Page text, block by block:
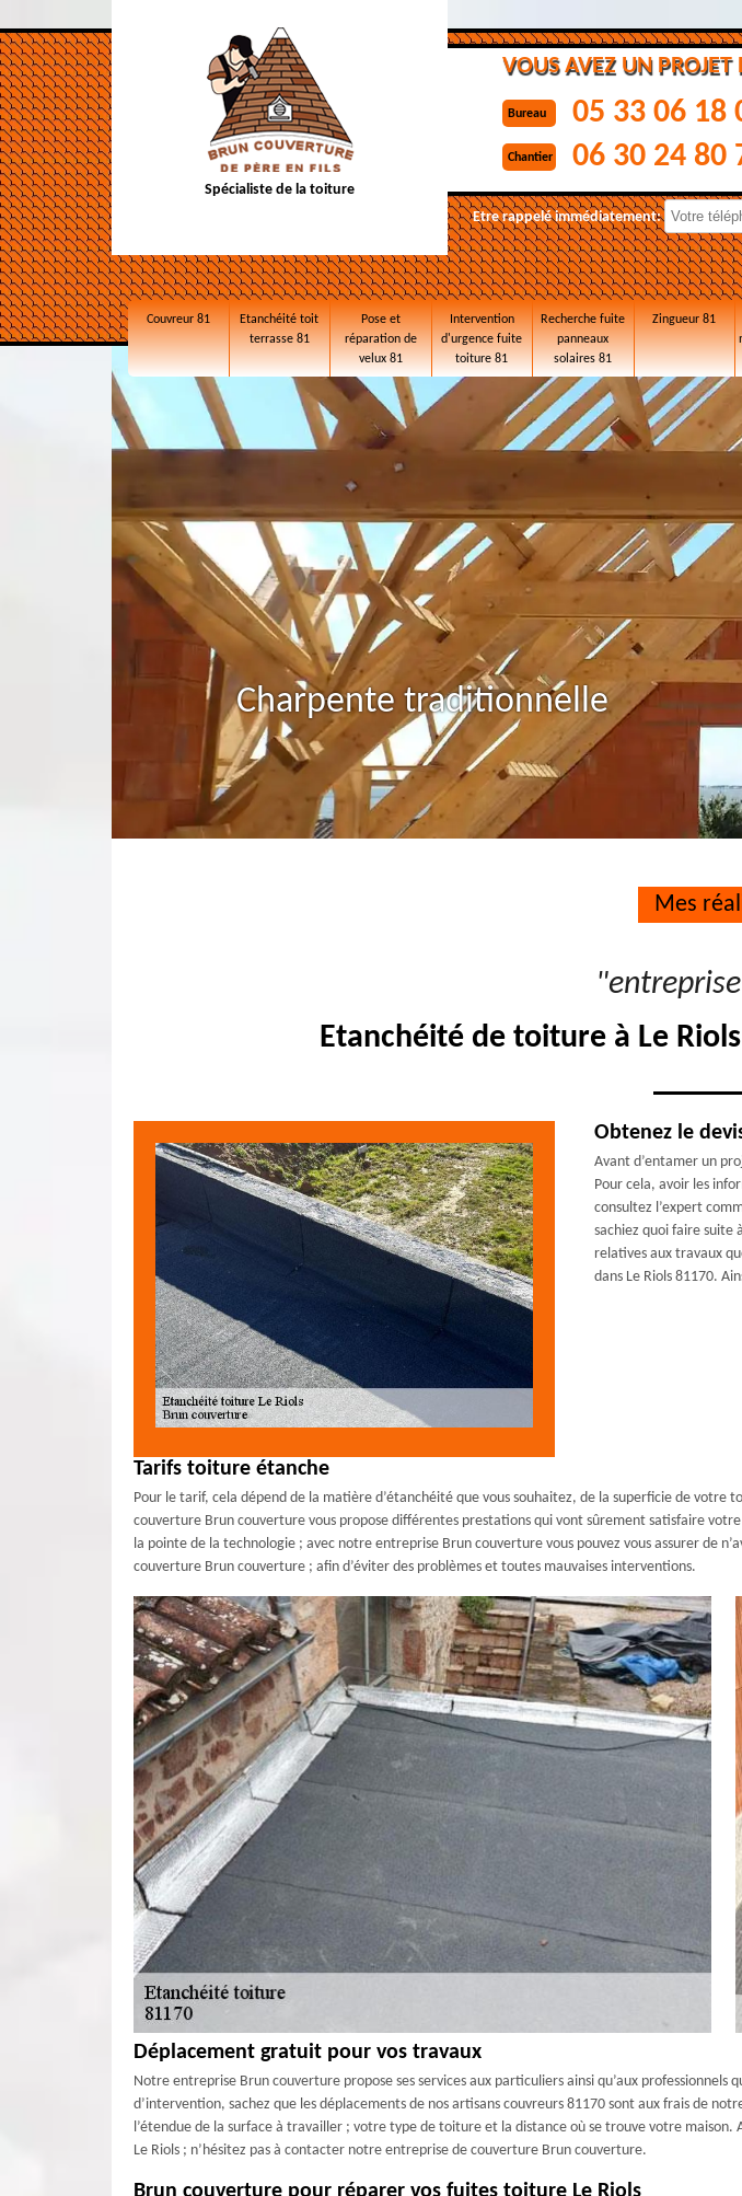
Spécialiste de la toiture
VOUS AVEZ UN PROJET
Bureau 05 33 06 18
Chantier 06 30 24 80
Etre rappelé immédiatement:
Couvreur 81
Etanchéité toit
terrasse 81
Pose et
réparation de
velux 81
Intervention
d'urgence fuite
toiture 81
Recherche fuite
panneaux
solaires 81
Zingueur 81
Charpente traditionnelle
Mes
Etanchéité de toiture à Le
Obtenez le
Avant d’entamer un
Pour cela, avoir les
consultez l’expert
sachiez quoi faire suite
relatives aux travaux
dans Le Riols 81170.
Tarifs toiture étanche
Pour le tarif, cela dépend de la matière d’étanchéité que vous souhaitez, de la superficie de
couverture Brun couverture vous propose différentes prestations qui vont sûrement satisfaire
la pointe de la technologie ; avec notre entreprise Brun couverture vous pouvez vous assurer de
couverture Brun couverture ; afin d’éviter des problèmes et toutes mauvaises interventions.
Déplacement gratuit pour vos travaux
Notre entreprise Brun couverture propose ses services aux particuliers ainsi qu’aux professionnels
d’intervention, sachez que les déplacements de nos artisans couvreurs 81170 sont aux frais de
l’étendue de la surface à travailler ; votre type de toiture et la distance où se trouve votre
Le Riols ; n’hésitez pas à contacter notre entreprise de couverture Brun couverture.
Brun couverture pour réparer vos fuites toiture Le Riols